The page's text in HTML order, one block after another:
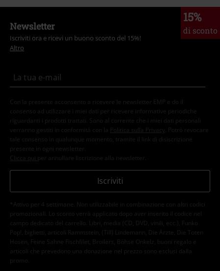
15%
di sconto
Newsletter
Iscriviti ora e ricevi un buono sconto del 15%!
Altro
Con la presente acconsento a ricevere le newsletter EMP e do il
consenso ad utilizzare i miei dati per ricevere informative periodiche
riguardanti i prodotti trattati. Sono al corrente che i miei dati personali
verranno gestiti in conformità con la
Politica sulla Privacy
. Potrò revocare
tale consenso in qualunque momento, tramite il link di disiscrizione
presente in ogni newsletter.
Clicca qui per annullare liscrizione alla newsletter.
Iscriviti
*Attivo per 4 settimane. Non utilizzabile in combinazione con altri codici
promozionali. Lo sconto verrà applicato dopo aver inserito il codice nel
campo dedicato del carrello. Libri, media (CD, DVD, vinili, ecc.), Funko
Pop!, biglietti, articoli Rammstein, (Till) Lindemann, Die Ärzte, Die Toten
Hosen, Feine Sahne Fischfilet, Broilers, Böhse Onkelz, buoni regalo e
articoli che prevedono una donazione nel prezzo sono esclusi dalla
promo.